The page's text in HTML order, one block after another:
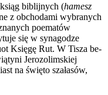
biblijnych (hamesz
z obchodami wybranych
poematów
się w synagodze
Księgę Rut. W Tisza be-
Jerozolimskiej
na święto szałasów,